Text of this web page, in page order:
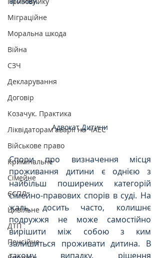
Міграційне
Моральна шкода
Війна
СЗЧ
Декларування
Договір
Козачук. Практика
Ліквідаторам аварії на ЧАЕС
Військове право
Кримінальне
Сімейне
ЄСПЛ
Цивільне
ДТП
Пенсійне
Адвокат Дитини
Спори про визначення місця
проживання дитини є однією з
найбільш поширених категорій
сімейно-правових спорів в суді. На
жаль, досить часто, колишнє
подружжя не може самостійно
вирішити між собою з ким
залишиться проживати дитина. В
такому випадку, рішення